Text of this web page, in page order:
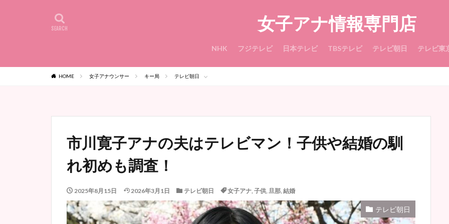
女子アナ情報専門店
NHK フジテレビ 日本テレビ TBSテレビ テレビ朝日 テレビ東
HOME 女子アナウンサー キー局 テレビ朝日
市川寛子アナの夫はテレビマン！子供や結婚の馴
れ初めも調査！
2025年8月15日 2026年3月1日 テレビ朝日 女子アナ, 子供, 旦那, 結婚
テレビ朝日